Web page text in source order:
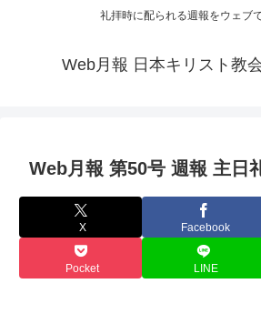
礼拝時に配られる週報をウェブ
Web月報 日本キリスト教
Web月報 第50号 週報 主日
X Facebook
Pocket LINE